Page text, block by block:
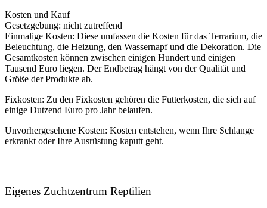
Kosten und Kauf
Gesetzgebung: nicht zutreffend
Einmalige Kosten: Diese umfassen die Kosten für das Terrarium, die
Beleuchtung, die Heizung, den Wassernapf und die Dekoration. Die
Gesamtkosten können zwischen einigen Hundert und einigen
Tausend Euro liegen. Der Endbetrag hängt von der Qualität und
Größe der Produkte ab.
Fixkosten: Zu den Fixkosten gehören die Futterkosten, die sich auf
einige Dutzend Euro pro Jahr belaufen.
Unvorhergesehene Kosten: Kosten entstehen, wenn Ihre Schlange
erkrankt oder Ihre Ausrüstung kaputt geht.
Eigenes Zuchtzentrum Reptilien